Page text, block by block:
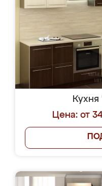
Кухня
Цена: от